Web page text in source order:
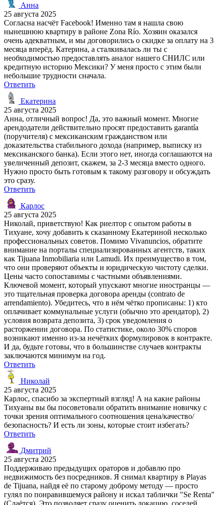
Анна
25 августа 2025
Согласна насчёт Facebook! Именно там я нашла свою
нынешнюю квартиру в районе Zona Río. Хозяин оказался
очень адекватным, и мы договорились о скидке за оплату на 3
месяца вперёд. Катерина, а сталкивалась ли ты с
необходимостью предоставлять аналог нашего СНИЛС или
кредитную историю Мексики? У меня просто с этим были
небольшие трудности сначала.
Ответить
Екатерина
25 августа 2025
Анна, отличный вопрос! Да, это важный момент. Многие
арендодатели действительно просят предоставить garantía
(поручителя) с мексиканским гражданством или
доказательства стабильного дохода (например, выписку из
мексиканского банка). Если этого нет, иногда соглашаются на
увеличенный депозит, скажем, за 2-3 месяца вместо одного.
Нужно просто быть готовым к такому разговору и обсуждать
это сразу.
Ответить
Карлос
25 августа 2025
Николай, приветствую! Как риелтор с опытом работы в
Тихуане, хочу добавить к сказанному Екатериной несколько
профессиональных советов. Помимо Vivanuncios, обратите
внимание на порталы специализированных агентств, таких
как Tijuana Inmobiliaria или Lamudi. Их преимущество в том,
что они проверяют объекты и юридическую чистоту сделки.
Цены часто сопоставимы с частными объявлениями.
Ключевой момент, который упускают многие иностранцы —
это тщательная проверка договора аренды (contrato de
arrendamiento). Убедитесь, что в нём чётко прописаны: 1) кто
оплачивает коммунальные услуги (обычно это арендатор), 2)
условия возврата депозита, 3) срок уведомления о
расторжении договора. По статистике, около 30% споров
возникают именно из-за нечётких формулировок в контракте.
И да, будьте готовы, что в большинстве случаев контракты
заключаются минимум на год.
Ответить
Николай
25 августа 2025
Карлос, спасибо за экспертный взгляд! А на какие районы
Тихуаны вы бы посоветовали обратить внимание новичку с
точки зрения оптимального соотношения цена/качество/
безопасность? И есть ли зоны, которые стоит избегать?
Ответить
Дмитрий
25 августа 2025
Поддерживаю предыдущих ораторов и добавлю про
недвижимость без посредников. Я снимал квартиру в Playas
de Tijuana, найдя её по старому доброму методу — просто
гулял по понравившемуся району и искал таблички "Se Renta"
(Сдаётся). Это позволяет сразу оценить локацию, соседей,